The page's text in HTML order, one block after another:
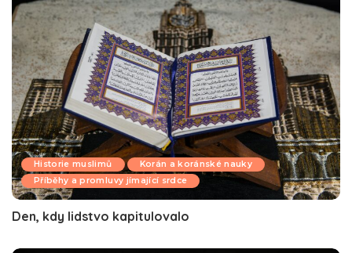
Historie muslimů
Korán a koránské nauky
Příběhy a promluvy jímající srdce
Den, kdy lidstvo kapitulovalo